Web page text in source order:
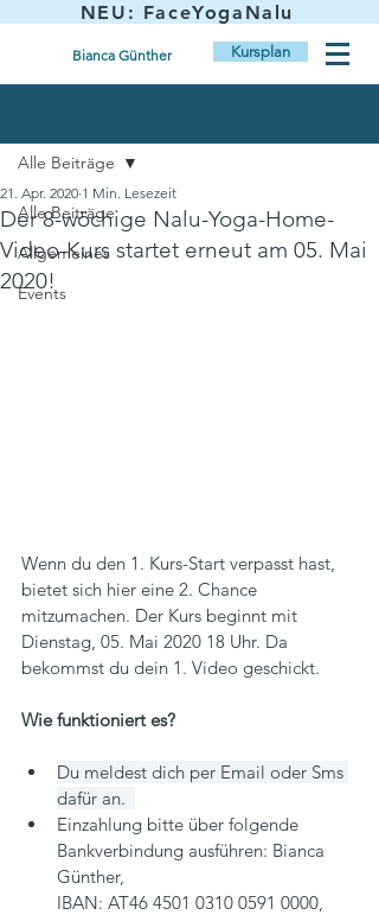
NEU: FaceYogaNalu
Bianca Günther Kursplan
Alle Beiträge
Allgemeines
Events
Alle Beiträge
Der 8-wöchige Nalu-Yoga-Home-
Video-Kurs startet erneut am 05. Mai
2020!
21. Apr. 2020 1 Min. Lesezeit
Wenn du den 1. Kurs-Start verpasst hast,
bietet sich hier eine 2. Chance
mitzumachen. Der Kurs beginnt mit
Dienstag, 05. Mai 2020 18 Uhr. Da
bekommst du dein 1. Video geschickt.
Wie funktioniert es?
Du meldest dich per Email oder Sms
dafür an.
Einzahlung bitte über folgende
Bankverbindung ausführen: Bianca
Günther,
IBAN: AT46 4501 0310 0591 0000,